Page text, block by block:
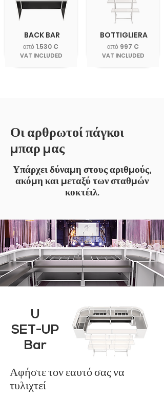
BACK BAR
από 1.530 €
VAT INCLUDED
BOTTIGLIERA
από 997 €
VAT INCLUDED
Οι αρθρωτοί πάγκοι
μπαρ μας
Υπάρχει δύναμη στους αριθμούς,
ακόμη και μεταξύ των σταθμών
κοκτέιλ.
U
SET-UP
Bar
Αφήστε τον εαυτό σας να
τυλιχτεί